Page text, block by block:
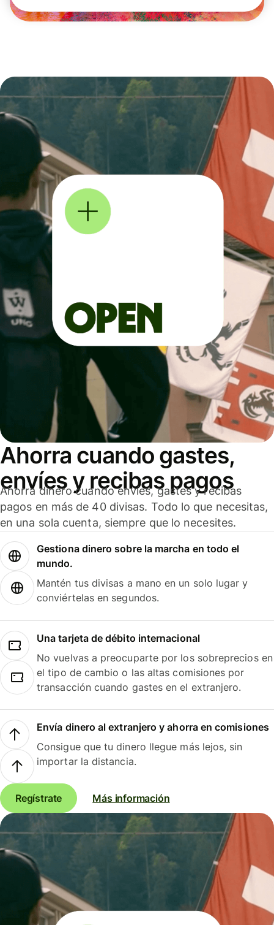
Ahorra cuando gastes,
envíes y recibas pagos
Ahorra dinero cuando envíes, gastes y recibas
pagos en más de 40 divisas. Todo lo que necesitas,
en una sola cuenta, siempre que lo necesites.
Gestiona dinero sobre la marcha en todo el
mundo.
Mantén tus divisas a mano en un solo lugar y
conviértelas en segundos.
Una tarjeta de débito internacional
No vuelvas a preocuparte por los sobreprecios en
el tipo de cambio o las altas comisiones por
transacción cuando gastes en el extranjero.
Envía dinero al extranjero y ahorra en comisiones
Consigue que tu dinero llegue más lejos, sin
importar la distancia.
Regístrate Más información